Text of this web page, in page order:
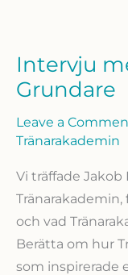
Intervju
Grundare
Leave a
Tränarakademin
Vi träffade
Tränarakademin,
och vad
Berätta om hur
som inspirerade